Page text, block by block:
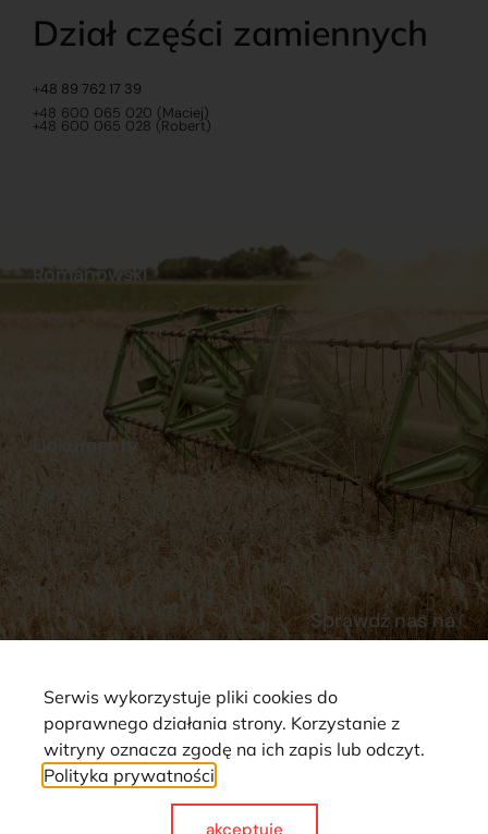
Dział części zamiennych
+48 89 762 17 39
+48 600 065 020 (Maciej)
+48 600 065 028 (Robert)
Dokumenty
Regulamin
Polityka prywatności
Reklamacje i zwroty
Dostawy
Płatności
Romanowski
Sklep internetowy
Praca
Ubezpieczenia
Sprawdź nas na
Strona wykorzystuje pliki cookie. Wszystkie prawa zastrzeżone ©
Serwis wykorzystuje pliki cookies do
poprawnego działania strony. Korzystanie z
witryny oznacza zgodę na ich zapis lub odczyt.
Polityka prywatności
akceptuje